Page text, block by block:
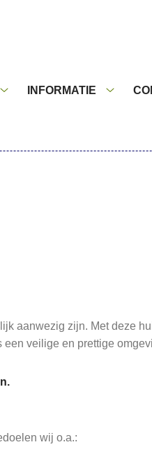
INFORMATIE
aanwezig zijn. Met deze
veilige en prettige
wij o.a.: